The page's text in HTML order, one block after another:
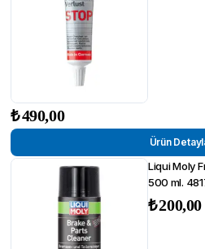
₺490,00
Ürün
Liqui Moly
500 ml.
₺200,00